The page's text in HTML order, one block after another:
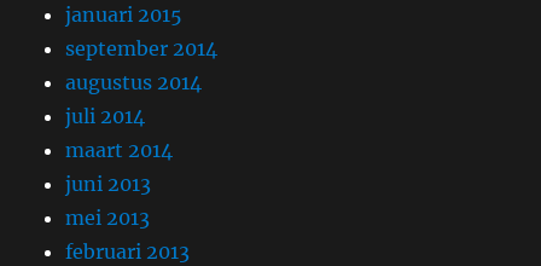
januari 2015
september 2014
augustus 2014
juli 2014
maart 2014
juni 2013
mei 2013
februari 2013